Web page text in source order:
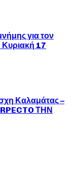
για τον
Κυριακή 17
Καλαμάτας –
ΤΗΝ